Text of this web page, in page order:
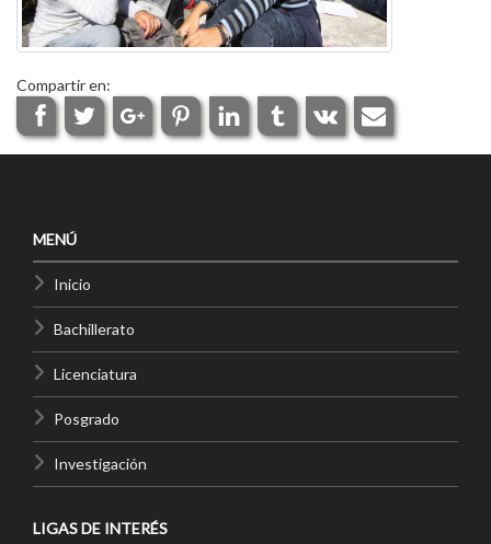
Compartir en:
MENÚ
Inicio
Bachillerato
Licenciatura
Posgrado
Investigación
LIGAS DE INTERÉS